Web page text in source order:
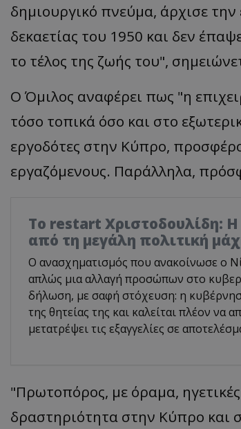
δημιουργικό πνεύμα, άρχισε
δεκαετίας του 1950 και δεν
το τέλος της ζωής του",
Ο Όμιλος αναφέρει πως "η
τόσο τοπικά όσο και στο
εργοδότες στην Κύπρο,
εργαζόμενους. Παράλληλα,
Το restart Χριστοδουλίδη: Η
από τη μεγάλη πολιτική
Ο ανασχηματισμός που ανακοίνωσε ο
απλώς μια αλλαγή προσώπων στο
δήλωση, με σαφή στόχευση: η
της θητείας της και καλείται πλέον να
μετατρέψει τις εξαγγελίες σε
"Πρωτοπόρος, με όραμα,
δραστηριότητα στην Κύπρο και